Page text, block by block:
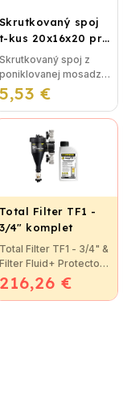
Skrutkovaný spoj
t-kus 20x16x20 pre
plastohliník
5,53 €
Skrutkovaný spoj z
poniklovanej mosadze
T-kus 20x16x20 bez
nutnosti lisovania,
pre
plastohlikové potrubie
na vodu alebo
kúrenie....
Total Filter TF1 -
3/4" komplet
216,26 €
Total Filter TF1 - 3/4" &
Filter Fluid+ Protector
Prevratná novinka
vo filtrácií vykurovacej